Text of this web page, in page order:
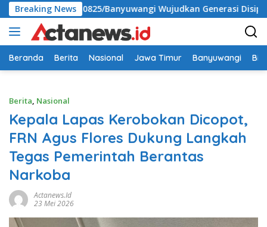
Langsung
ke
konten
Breaking News
0825/Banyuwangi Wujudkan Generasi Disiplin dan
Beranda Berita Nasional Jawa Timur Banyuwangi
Berita, Nasional
Kepala Lapas Kerobokan Dicopot,
FRN Agus Flores Dukung Langkah
Tegas Pemerintah Berantas
Narkoba
Actanews.id
23 Mei 2026